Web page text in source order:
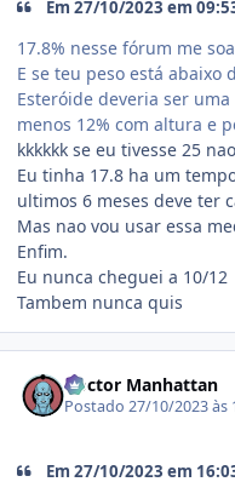
Em 27/10/2023 em
17.8% nesse fórum me
E se teu peso está abaixo
Esteróide deveria ser
menos 12% com altura e
kkkkkk se eu tivesse 25
Eu tinha 17.8 ha um
ultimos 6 meses deve ter
Mas nao vou usar essa
Enfim.
Eu nunca cheguei a 10/12
Tambem nunca quis
Doctor Manhattan
Postado27/10/2023 às
Em 27/10/2023 em